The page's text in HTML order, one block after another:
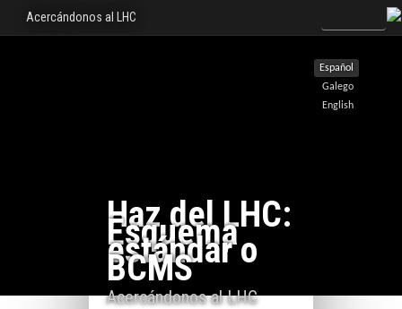
Español
Galego
English
Acercándonos al LHC
Haz del LHC:
Esquema
estándar o
BCMS
Acercándonos al LHC